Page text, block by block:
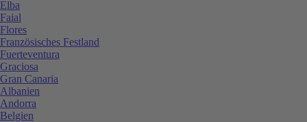
Elba
Faial
Flores
Französisches Festland
Fuerteventura
Graciosa
Gran Canaria
Albanien
Andorra
Belgien